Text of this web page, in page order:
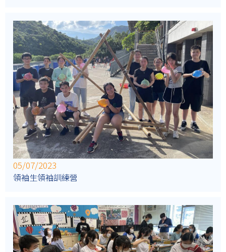
05/07/2023
領袖生領袖訓練營